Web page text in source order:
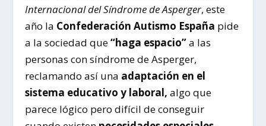
Internacional del Síndrome de Asperger, este
año la Confederación Autismo España pide
a la sociedad que“haga espacio”a las
personas con síndrome de Asperger,
reclamando así una adaptación en el
sistema educativo y laboral,algo que
parece lógico pero difícil de conseguir